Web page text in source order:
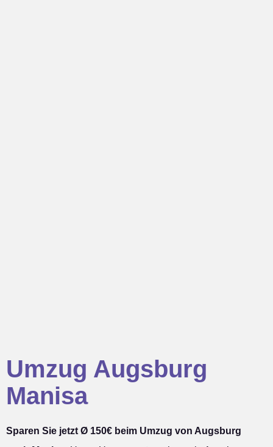
Umzug Augsburg
Manisa
Sparen Sie jetzt Ø 150€ beim Umzug von Augsburg